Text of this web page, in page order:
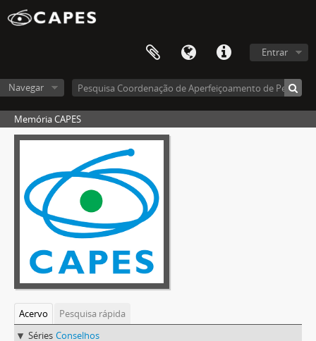
Entrar
Navegar
Memória CAPES
Acervo
Pesquisa rápida
Séries Conselhos